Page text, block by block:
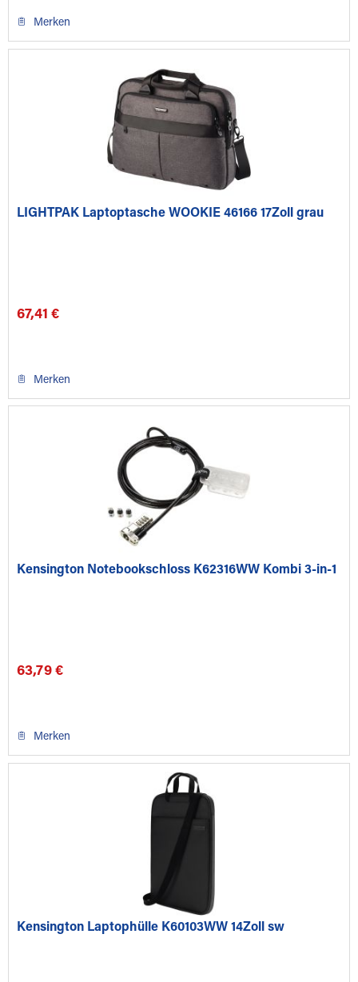
Merken
LIGHTPAK Laptoptasche WOOKIE 46166 17Zoll grau
67,41 €
Merken
Kensington Notebookschloss K62316WW Kombi 3-in-1
63,79 €
Merken
Kensington Laptophülle K60103WW 14Zoll sw